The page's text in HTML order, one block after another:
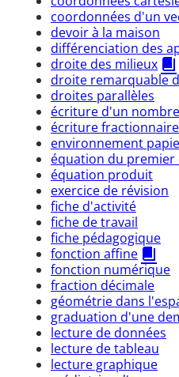
coordonnées d'un
devoir à la maison
différenciation des
droite des milieux
droite remarquable
droites parallèles
écriture d'un nombre
écriture fractionnaire
environnement
équation du premier
équation produit
exercice de révision
fiche d'activité
fiche de travail
fiche pédagogique
fonction affine
fonction numérique
fraction décimale
géométrie dans
graduation d'une
lecture de données
lecture de tableau
lecture graphique